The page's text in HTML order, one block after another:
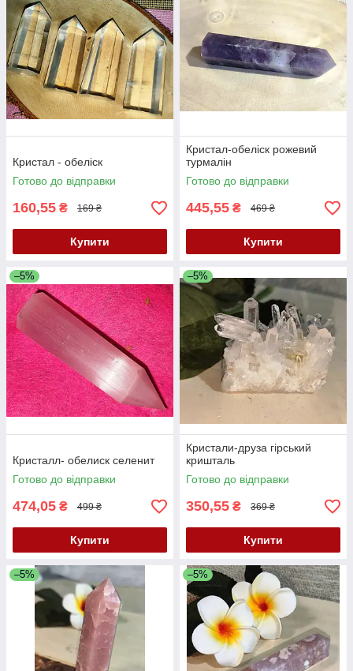
Кристал - обеліск
Готово до відправки
160,55 ₴ 169 ₴
Купити
Кристал-обеліск рожевий
турмалін
Готово до відправки
445,55 ₴ 469 ₴
Купити
–5%
Кристалл- обелиск селенит
Готово до відправки
474,05 ₴ 499 ₴
Купити
–5%
Кристали-друза гірський
кришталь
Готово до відправки
350,55 ₴ 369 ₴
Купити
–5% –5%